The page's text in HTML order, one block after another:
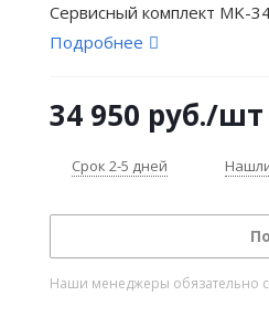
Сервисный комплект MK-
Подробнее
34 950 руб./шт
Срок 2-5 дней
Наши менеджеры обязательно